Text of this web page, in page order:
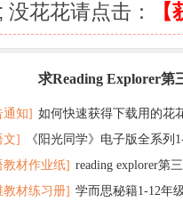
没花花请点击：
求Reading Explorer第
通知] 如何快速获得下载用的花
文]
《阳光同学》电子版全系列
教材作业纸] reading explorer第
百度云网盘下载
教材练习册] 学而思秘籍1-12年